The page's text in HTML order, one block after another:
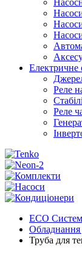
Електричне
Реле
Реле
ECO
Обладнання
Труба для